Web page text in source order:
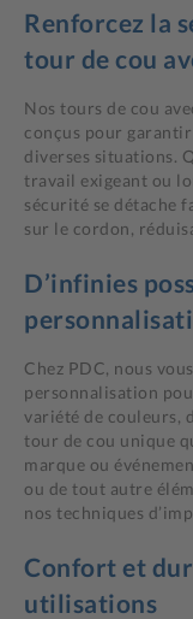
Renforcez la
tour de cou
Nos tours de cou
conçus pour
diverses situations.
travail exigeant ou
sécurité se détache
sur le cordon,
D’infinies
Chez PDC, nous
personnalisation
variété de couleurs,
tour de cou unique
marque ou
ou de tout autre
nos techniques
Confort et
utilisations